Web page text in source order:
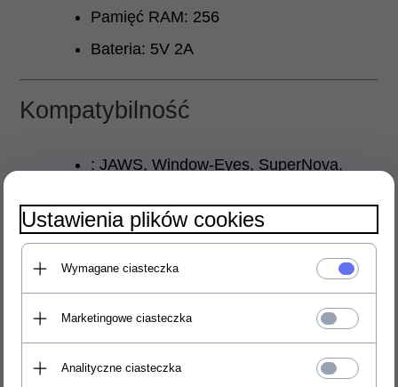
Pamięć RAM: 256
Bateria: 5V 2A
Kompatybilność
: JAWS, Window-Eyes, SuperNova,
Mac and iOS, BrailleBack for Android,
Mobile Speak, TALKS
Wymiary
310x119x18 mm
Ustawienia plików cookies
Wymagane ciasteczka
Marketingowe ciasteczka
Analityczne ciasteczka